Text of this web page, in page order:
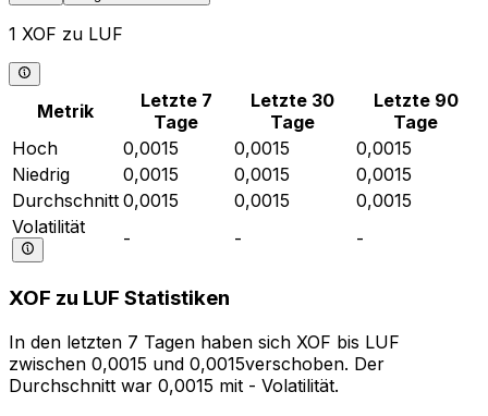
1 XOF zu LUF
Metrik
Letzte 7
Tage
Letzte 30
Tage
Letzte 90
Tage
Hoch
0,0015 0,0015
0,0015
Niedrig
0,0015 0,0015
0,0015
Durchschnitt 0,0015 0,0015
0,0015
Volatilität
- - -
XOF zu LUF Statistiken
In den letzten 7 Tagen haben sich XOF bis LUF
zwischen 0,0015 und 0,0015verschoben. Der
Durchschnitt war 0,0015 mit - Volatilität.